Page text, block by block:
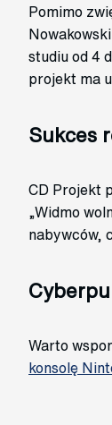
Pomimo
studiu od 4
projekt ma
Sukces
CD Projekt
„Widmo
nabywców,
Warto
konsolę